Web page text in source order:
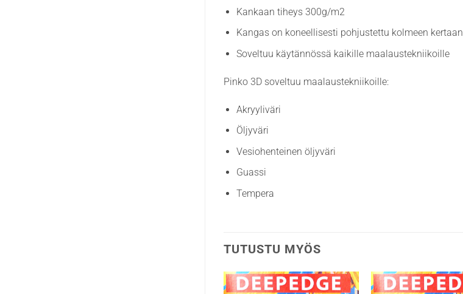
Kankaan tiheys 300g/m2
Kangas on koneellisesti pohjustettu kolmeen kertaan
Soveltuu käytännössä kaikille maalaustekniikoille
Pinko 3D soveltuu maalaustekniikoille:
Akryyliväri
Öljyväri
Vesiohenteinen öljyväri
Guassi
Tempera
TUTUSTU MYÖS